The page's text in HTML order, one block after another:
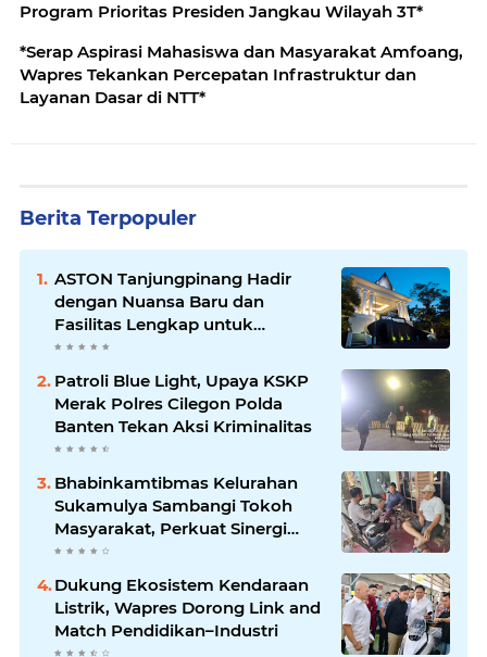
Program Prioritas Presiden Jangkau Wilayah 3T*
*Serap Aspirasi Mahasiswa dan Masyarakat Amfoang,
Wapres Tekankan Percepatan Infrastruktur dan
Layanan Dasar di NTT*
Berita Terpopuler
ASTON Tanjungpinang Hadir
dengan Nuansa Baru dan
Fasilitas Lengkap untuk
Kenyamanan Tamu
Patroli Blue Light, Upaya KSKP
Merak Polres Cilegon Polda
Banten Tekan Aksi Kriminalitas
Bhabinkamtibmas Kelurahan
Sukamulya Sambangi Tokoh
Masyarakat, Perkuat Sinergi
Jaga Kamtibmas
Dukung Ekosistem Kendaraan
Listrik, Wapres Dorong Link and
Match Pendidikan–Industri